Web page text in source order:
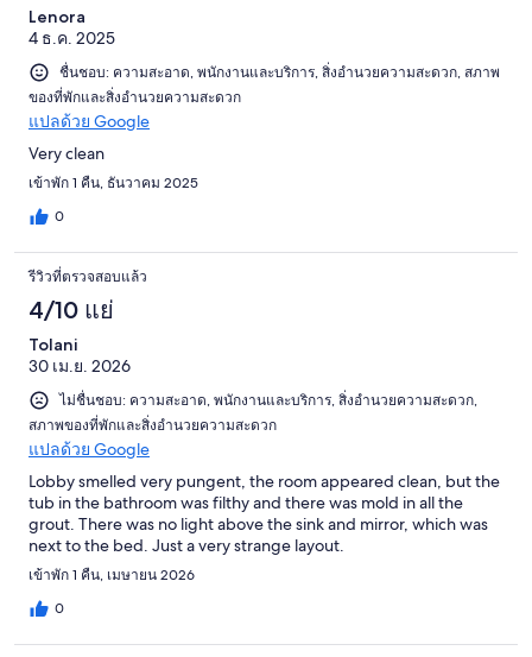
Lenora
4 ธ.ค. 2025
ชื่นชอบ: ความสะอาด, พนักงานและบริการ, สิ่งอำนวยความสะดวก, สภาพ
ของที่พักและสิ่งอำนวยความสะดวก
แปลด้วย Google
Very clean
เข้าพัก 1 คืน, ธันวาคม 2025
0
รีวิวที่ตรวจสอบแล้ว
4/10 แย่
Tolani
30 เม.ย. 2026
ไม่ชื่นชอบ: ความสะอาด, พนักงานและบริการ, สิ่งอำนวยความสะดวก,
สภาพของที่พักและสิ่งอำนวยความสะดวก
แปลด้วย Google
Lobby smelled very pungent, the room appeared clean, but the
tub in the bathroom was filthy and there was mold in all the
grout. There was no light above the sink and mirror, which was
next to the bed. Just a very strange layout.
เข้าพัก 1 คืน, เมษายน 2026
0